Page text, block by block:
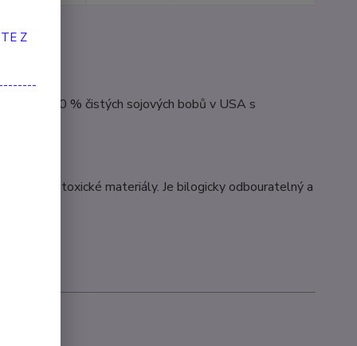
100 % čistých sojových bobů v USA s
a toxické materiály. Je bilogicky odbouratelný a
Z